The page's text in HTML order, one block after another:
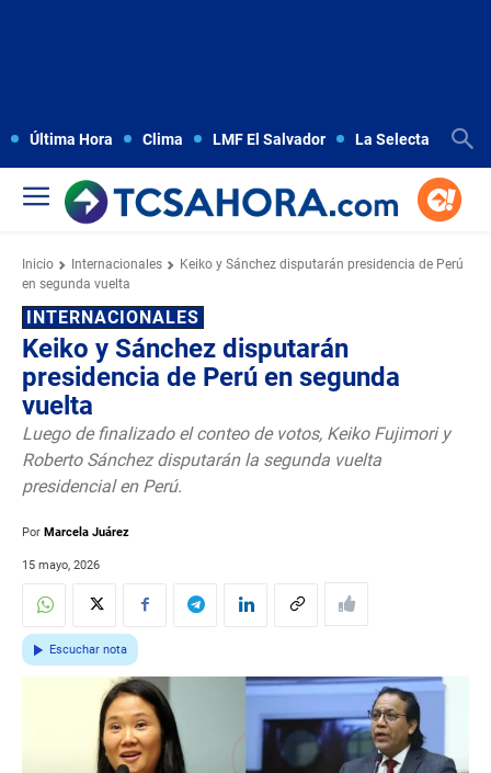
Última Hora Clima LMF El Salvador La Selecta
Inicio Internacionales
Keiko y Sánchez disputarán presidencia de Perú
en segunda vuelta
INTERNACIONALES
Keiko y Sánchez disputarán
presidencia de Perú en segunda
vuelta
Luego de finalizado el conteo de votos, Keiko Fujimori y
Roberto Sánchez disputarán la segunda vuelta
presidencial en Perú.
Por Marcela Juárez
15 mayo, 2026
Escuchar nota